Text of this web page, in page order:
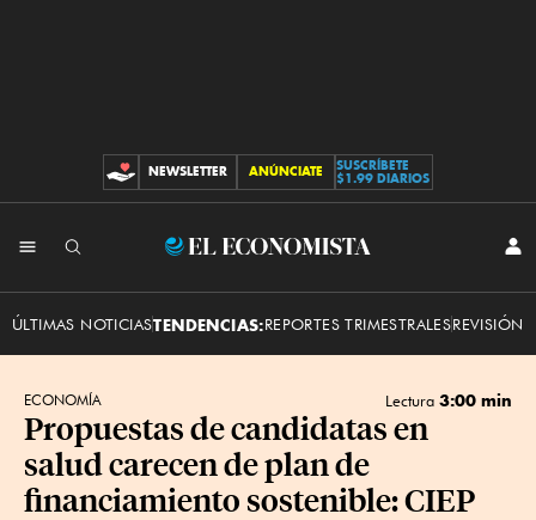
CONTRIBUCIONES
NEWSLETTER ANÚNCIATE
SUSCRÍBETE
$1.99 DIARIOS
El
ÚLTIMAS NOTICIASTENDENCIAS:REPORTES TRIMESTRALESREVISIÓN
ECONOMÍA Lectura 3:00 min
Propuestas de candidatas en
salud carecen de plan de
financiamiento sostenible: CIEP